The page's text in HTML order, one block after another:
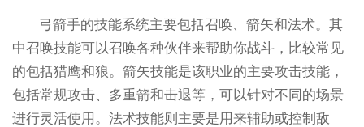
弓箭手的技能系统主要包括召唤、箭矢和法术。其
中召唤技能可以召唤各种伙伴来帮助你战斗，比较常见
的包括猎鹰和狼。箭矢技能是该职业的主要攻击技能，
包括常规攻击、多重箭和击退等，可以针对不同的场景
进行灵活使用。法术技能则主要是用来辅助或控制敌